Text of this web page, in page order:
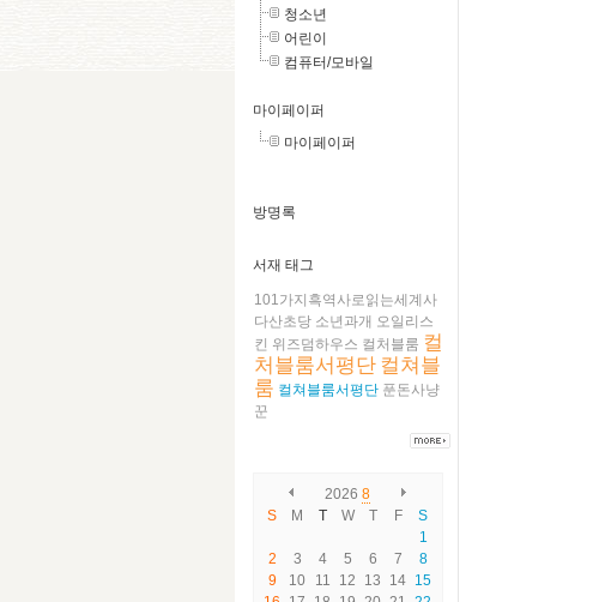
청소년
어린이
컴퓨터/모바일
마이페이퍼
마이페이퍼
방명록
서재 태그
101가지흑역사로읽는세계사
다산초당 소년과개 오일리스
킨 위즈덤하우스 컬처블룸 컬
처블룸서평단 컬쳐블
룸 컬쳐블룸서평단 푼돈사냥
꾼
2026 8
S
M T W T F
S
1
2
3 4 5 6 7
8
9
10 11 12 13 14 15